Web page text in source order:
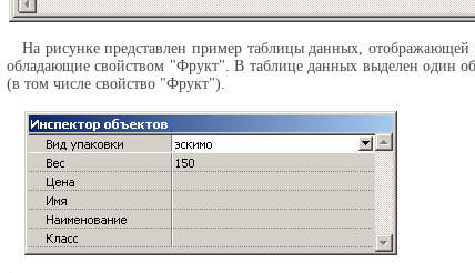
На рисунке представлен пример таблицы данных, отображающей
обладающие свойством "Фрукт". В таблице данных выделен один
(в том числе свойство "Фрукт").